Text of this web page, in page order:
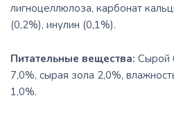
лигноцеллюлоза, карбонат
(0,2%), инулин (0,1%).
Питательные вещества: Сырой
7,0%, сырая зола 2,0%,
1,0%.